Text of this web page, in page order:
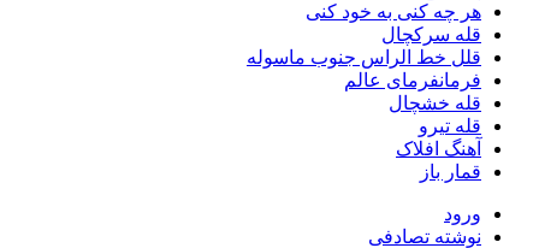
هر چه کنی به خود کنی
قله سرکچال
قلل خط الراس جنوب ماسوله
فرمانفرمای عالم
قله خشچال
قله تیرو
آهنگ افلاک
قمار باز
ورود
نوشته تصادفی